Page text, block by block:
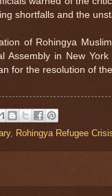
shortfalls and the
of Rohingya
Assembly in New
for the resolution of
, Rohingya Refugee